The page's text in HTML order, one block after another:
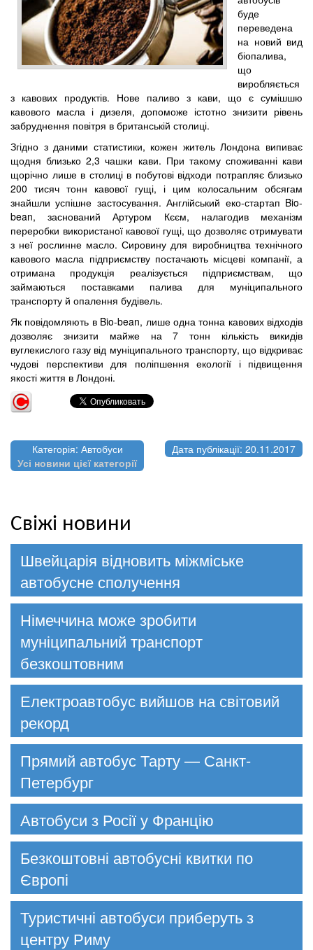
буде
переведена
на новий вид
біопалива,
що
виробляється
з кавових продуктів. Нове паливо з кави, що є сумішшю
кавового масла і дизеля, допоможе істотно знизити рівень
забруднення повітря в британській столиці.
Згідно з даними статистики, кожен житель Лондона випиває
щодня близько 2,3 чашки кави. При такому споживанні кави
щорічно лише в столиці в побутові відходи потрапляє близько
200 тисяч тонн кавової гущі, і цим колосальним обсягам
знайшли успішне застосування. Англійський еко-стартап Bio-
bean, заснований Артуром Кєєм, налагодив механізм
переробки використаної кавової гущі, що дозволяє отримувати
з неї рослинне масло. Сировину для виробництва технічного
кавового масла підприємству постачають місцеві компанії, а
отримана продукція реалізується підприємствам, що
займаються поставками палива для муніципального
транспорту й опалення будівель.
Як повідомляють в Bio-bean, лише одна тонна кавових відходів
дозволяє знизити майже на 7 тонн кількість викидів
вуглекислого газу від муніципального транспорту, що відкриває
чудові перспективи для поліпшення екології і підвищення
якості життя в Лондоні.
Категорія: Автобуси
Усі новини цієї категорії
Дата публікації: 20.11.2017
Свіжі новини
Швейцарія відновить міжміське
автобусне сполучення
Німеччина може зробити
муніципальний транспорт
безкоштовним
Електроавтобус вийшов на світовий
рекорд
Прямий автобус Тарту — Санкт-
Петербург
Автобуси з Росії у Францію
Безкоштовні автобусні квитки по
Європі
Туристичні автобуси приберуть з
центру Риму